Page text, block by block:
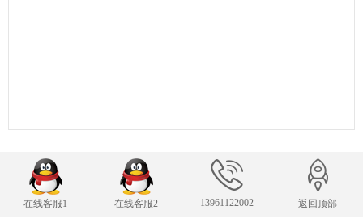
联系我们
在线客服1 在线客服2 13961122002 返回顶部